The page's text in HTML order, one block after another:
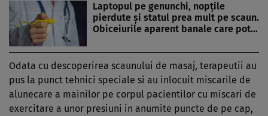
Laptopul pe genunchi, nopțile
pierdute și statul prea mult pe scaun.
Obiceiurile aparent banale care pot…
Odata cu descoperirea scaunului de masaj, terapeutii au
pus la punct tehnici speciale si au inlocuit miscarile de
alunecare a mainilor pe corpul pacientilor cu miscari de
exercitare a unor presiuni in anumite puncte de pe cap,